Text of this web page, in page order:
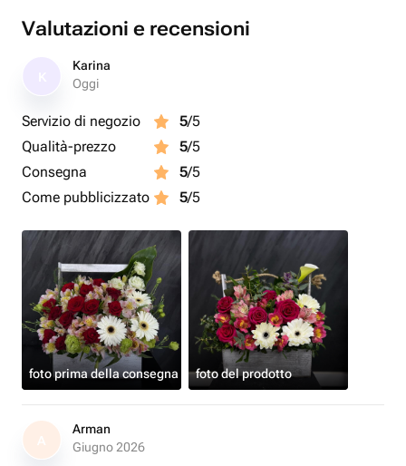
Valutazioni e recensioni
Karina
Oggi
Servizio di negozio 5/5
Qualità-prezzo
5/5
Consegna
5/5
Come pubblicizzato
5/5
foto prima della consegna foto del prodotto
A
Arman
Giugno 2026